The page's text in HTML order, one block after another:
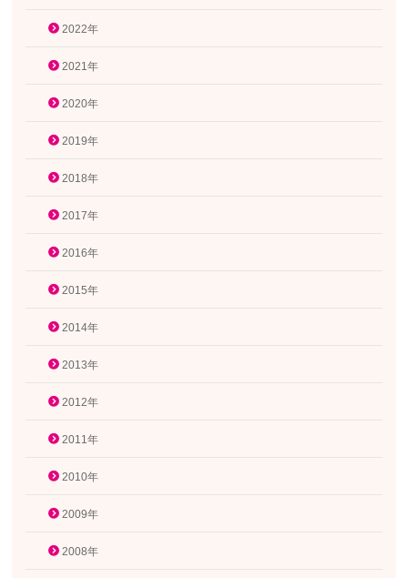
2022年
2021年
2020年
2019年
2018年
2017年
2016年
2015年
2014年
2013年
2012年
2011年
2010年
2009年
2008年